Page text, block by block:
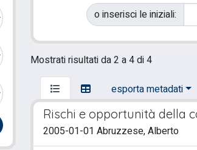
o inserisci le iniziali:
Mostrati risultati da 2 a 4 di 4
esporta metadati
Rischi e opportunità della
2005-01-01 Abruzzese, Alberto